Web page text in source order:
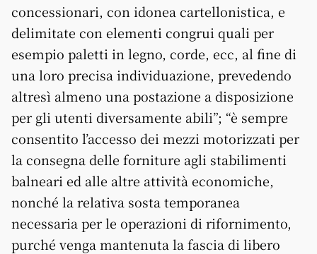
concessionari, con idonea cartellonistica, e
delimitate con elementi congrui quali per
esempio paletti in legno, corde, ecc, al fine di
una loro precisa individuazione, prevedendo
altresì almeno una postazione a disposizione
per gli utenti diversamente abili”; “è sempre
consentito l’accesso dei mezzi motorizzati per
la consegna delle forniture agli stabilimenti
balneari ed alle altre attività economiche,
nonché la relativa sosta temporanea
necessaria per le operazioni di rifornimento,
purché venga mantenuta la fascia di libero